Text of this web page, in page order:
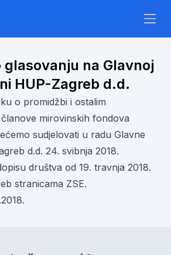
glasovanju na Glavnoj
HUP-Zagreb d.d.
o promidžbi i ostalim
mirovinskih fondova
sudjelovati u radu Glavne
d.d. 24. svibnja 2018.
društva od 19. travnja 2018.
stranicama ZSE.